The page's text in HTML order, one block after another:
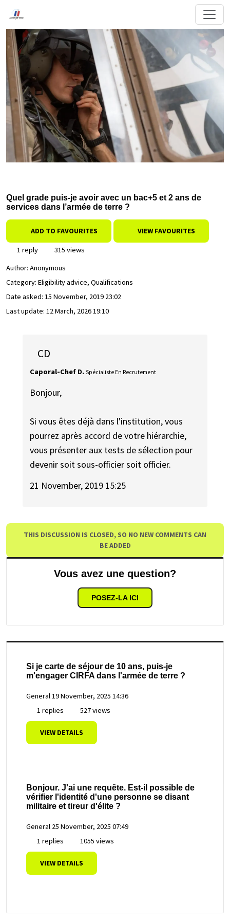
Quel grade puis-je avoir avec un bac+5 et 2 ans de
services dans l’armée de terre ?
ADD TO FAVOURITES VIEW FAVOURITES
1 reply
315 views
Author: Anonymous
Category: Eligibility advice, Qualifications
Date asked: 15 November, 2019 23:02
Last update: 12 March, 2026 19:10
CD
Caporal-Chef D. Spécialiste En Recrutement
Bonjour,
Si vous êtes déjà dans l'institution, vous
pourrez après accord de votre hiérarchie,
vous présenter aux tests de sélection pour
devenir soit sous-officier soit officier.
21 November, 2019 15:25
THIS DISCUSSION IS CLOSED, SO NO NEW COMMENTS CAN
BE ADDED
Vous avez une question?
POSEZ-LA ICI
Si je carte de séjour de 10 ans, puis-je
m'engager CIRFA dans l'armée de terre ?
General19 November, 2025 14:36
1 replies
527 views
VIEW DETAILS
Bonjour. J'ai une requête. Est-il possible de
vérifier l'identité d'une personne se disant
militaire et tireur d'élite ?
General 25 November, 2025 07:49
1 replies
1055 views
VIEW DETAILS